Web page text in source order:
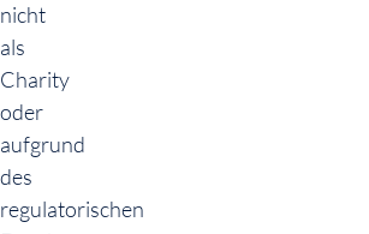
nicht
als
Charity
oder
aufgrund
des
regulatorischen